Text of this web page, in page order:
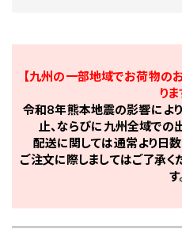
【九州の一部地域でお荷物の
りま
令和8年熊本地震の影響によ
止、ならびに九州全域での
配送に関しては通常より日
ご注文に際しましてはご了承
す